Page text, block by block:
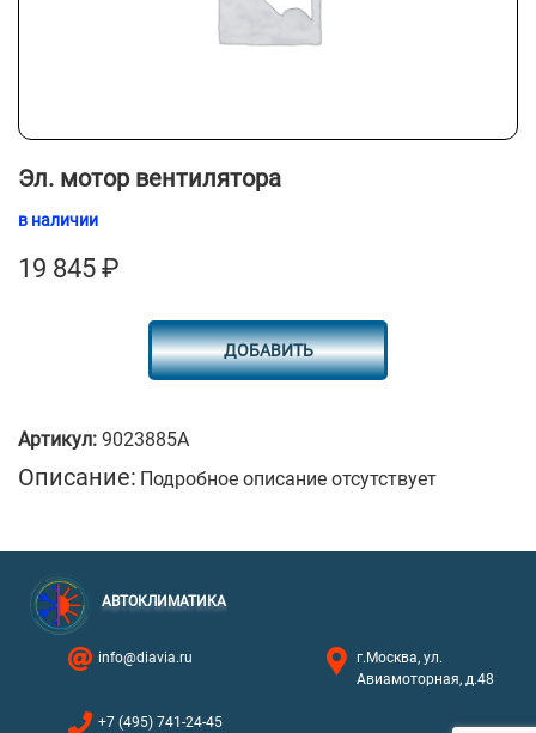
Эл. мотор вентилятора
в наличии
19 845 ₽
ДОБАВИТЬ
Артикул: 9023885A
Описание: Подробное описание отсутствует
АВТОКЛИМАТИКА
info@diavia.ru
г.Москва, ул.
Авиамоторная, д.48
+7 (495) 741-24-45